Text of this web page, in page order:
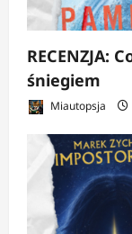
RECENZJA:
śniegiem
Miautopsja